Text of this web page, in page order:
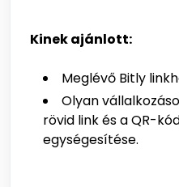
Kinek ajánlott:
Meglévő Bitly
Olyan
rövid link és a QR-
egységesítése.